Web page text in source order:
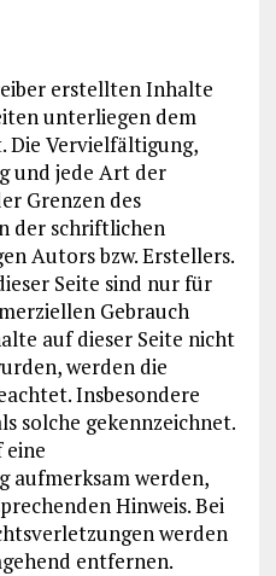
erstellten Inhalte
unterliegen dem
Die Vervielfältigung,
und jede Art der
Grenzen des
der schriftlichen
Autors bzw. Erstellers.
Seite sind nur für
Gebrauch
auf dieser Seite nicht
werden die
Insbesondere
solche gekennzeichnet.
aufmerksam werden,
Hinweis. Bei
werden
entfernen.